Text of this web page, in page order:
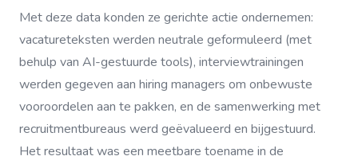
Met deze data konden ze gerichte actie ondernemen:
vacatureteksten werden neutrale geformuleerd (met
behulp van AI-gestuurde tools), interviewtrainingen
werden gegeven aan hiring managers om onbewuste
vooroordelen aan te pakken, en de samenwerking met
recruitmentbureaus werd geëvalueerd en bijgestuurd.
Het resultaat was een meetbare toename in de